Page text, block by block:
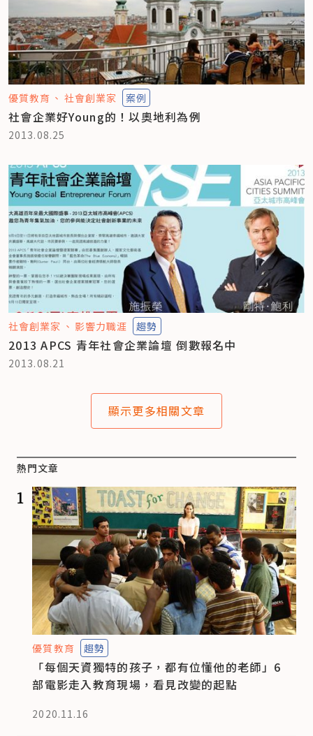
優質教育 社會創業家 案例
社會企業好Young的！以奧地利為例
2013.08.25
社會創業家 影響力職涯 趨勢
2013 APCS 青年社會企業論壇 倒數報名中
2013.08.21
顯示更多相關文章
熱門文章
1
優質教育 趨勢
「每個天資獨特的孩子，都有位懂他的老師」6
部電影走入教育現場，看見改變的起點
2020.11.16